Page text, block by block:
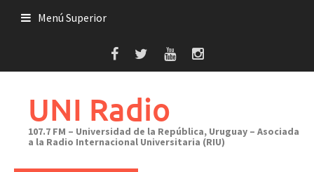
Menú Superior
UNI Radio
107.7 FM – Universidad de la República, Uruguay – Asociada
a la Radio Internacional Universitaria (RIU)